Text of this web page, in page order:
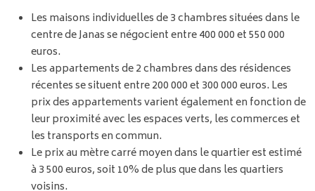
Les maisons individuelles de 3 chambres situées dans le
centre de Janas se négocient entre 400 000 et 550 000
euros.
Les appartements de 2 chambres dans des résidences
récentes se situent entre 200 000 et 300 000 euros. Les
prix des appartements varient également en fonction de
leur proximité avec les espaces verts, les commerces et
les transports en commun.
Le prix au mètre carré moyen dans le quartier est estimé
à 3 500 euros, soit 10% de plus que dans les quartiers
voisins.